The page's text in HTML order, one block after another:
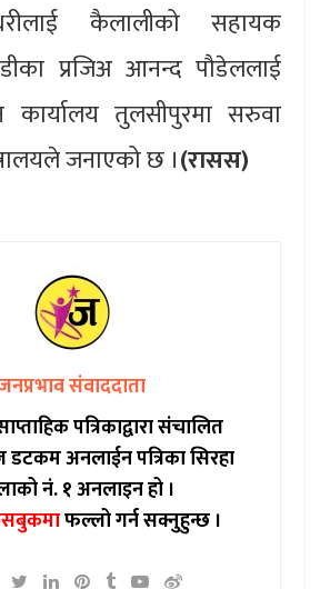
कैलालीको सहायक
प्रजिअ आनन्द पौडेललाई
कार्यालय तुलसीपुरमा सरुवा
जनाएको छ ।(रासस)
संवाददाता
पत्रिकाद्वारा संचालित
डटकम अनलाईन पत्रिका सिरहा
नं. १ अनलाइन हो ।
फल्लो गर्न सक्नुहुन्छ ।